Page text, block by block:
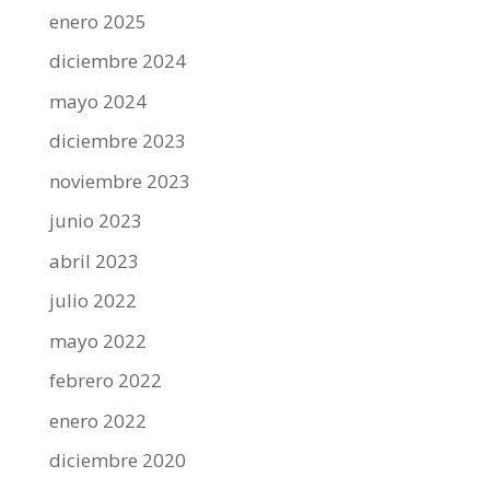
enero 2025
diciembre 2024
mayo 2024
diciembre 2023
noviembre 2023
junio 2023
abril 2023
julio 2022
mayo 2022
febrero 2022
enero 2022
diciembre 2020